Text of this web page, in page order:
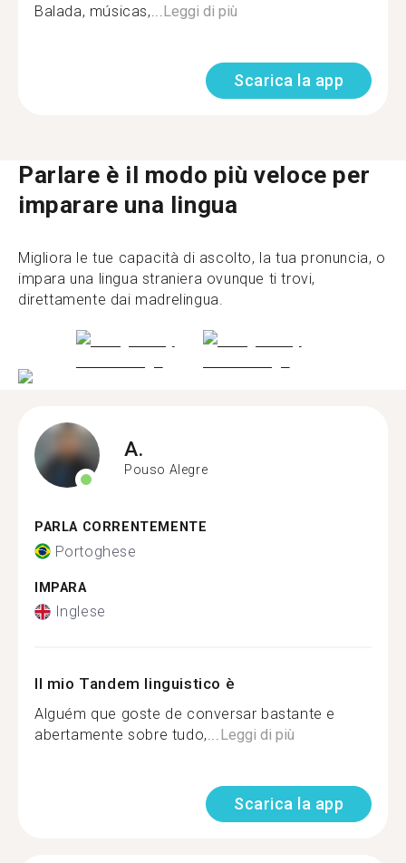
Balada, músicas,... Leggi di più
Scarica la app
Parlare è il modo più veloce per
imparare una lingua
Migliora le tue capacità di ascolto, la tua pronuncia, o
impara una lingua straniera ovunque ti trovi,
direttamente dai madrelingua.
A.
Pouso Alegre
PARLA CORRENTEMENTE
Portoghese
IMPARA
Inglese
Il mio Tandem linguistico è
Alguém que goste de conversar bastante e
abertamente sobre tudo,...Leggi di più
Scarica la app